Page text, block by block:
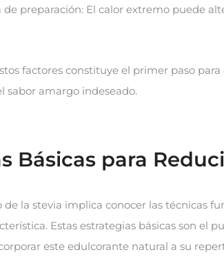
de preparación: El calor extremo puede
factores constituye el primer paso
sabor amargo indeseado.
Básicas para
de la stevia implica conocer las técnicas
Estas estrategias básicas son el
este edulcorante natural a su